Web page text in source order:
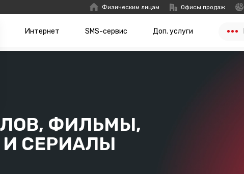
Физическим лицам Офисы продаж
Интернет SMS-сервис Доп. услуги
ФИЛЬМЫ,
СЕРИАЛЫ